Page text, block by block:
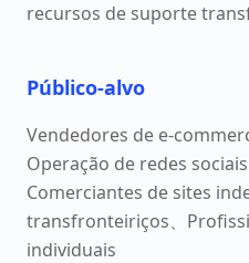
recursos de suporte
Público-alvo
Vendedores de e-
Operação de redes sociais
Comerciantes de sites
transfronteiriços、
individuais